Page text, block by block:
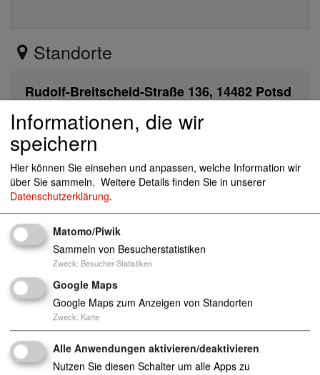
Standorte
Rudolf-Breitscheid-Straße 136, 14482 Potsd
am
sonnenkinder@awo-potsdam.de
0331 717064
https://www.awo-potsdam.de/einrichtungen-
und-dienste/kinder-jugendliche/kitas-horte/articl
0331 717065
Kindertageseinrichtungen (Kinderkrippen, Kinderg
ärten und Horteinrichtungen)
Anzahl Plätze: 124
Informationen, die wir
speichern
Hier können Sie einsehen und anpassen, welche Information wir
über Sie sammeln. Weitere Details finden Sie in unserer
Datenschutzerklärung.
Matomo/Piwik
Sammeln von Besucherstatistiken
Zweck: Besucher-Statistiken
Google Maps
Google Maps zum Anzeigen von Standorten
Zweck: Karte
Alle Anwendungen aktivieren/deaktivieren
Nutzen Sie diesen Schalter um alle Apps zu